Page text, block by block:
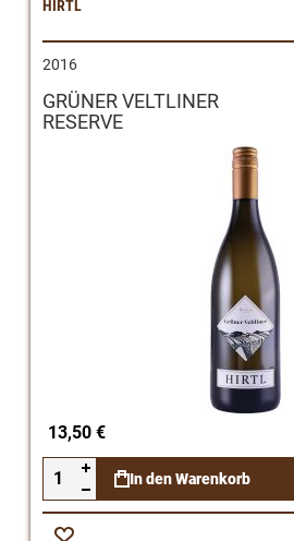
HIRTL
2016
GRÜNER VELTLINER
RESERVE
13,50 €
In den Warenkorb